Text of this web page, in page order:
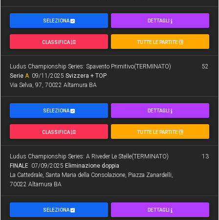
SELEZIONA DETTAGLI
CLASSIFICA TUTTE LE PARTITE
Ludus Championship Series: Spavento Primitivo(TERMINATO)
Serie A09/11/2025 Svizzera + TOP
Via Selva, 97, 70022 Altamura BA
52
SELEZIONA DETTAGLI
CLASSIFICA TUTTE LE PARTITE
Ludus Championship Series: A Riveder Le Stelle(TERMINATO)
FINALE07/09/2025 Eliminazione doppia
La Cattedrale, Santa Maria della Consolazione, Piazza Zanardelli,
70022 Altamura BA
13
SELEZIONA DETTAGLI